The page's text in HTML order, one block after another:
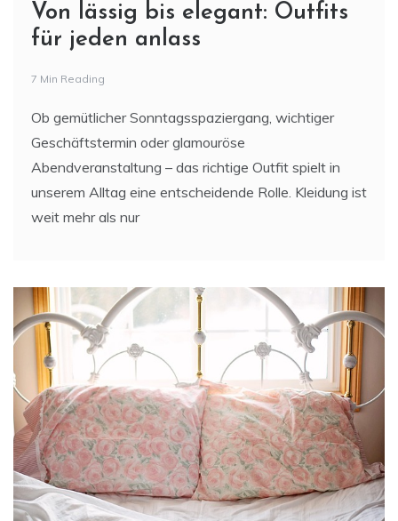
Von lässig bis elegant: Outfits
für jeden anlass
7 Min Reading
Ob gemütlicher Sonntagsspaziergang, wichtiger
Geschäftstermin oder glamouröse
Abendveranstaltung – das richtige Outfit spielt in
unserem Alltag eine entscheidende Rolle. Kleidung ist
weit mehr als nur